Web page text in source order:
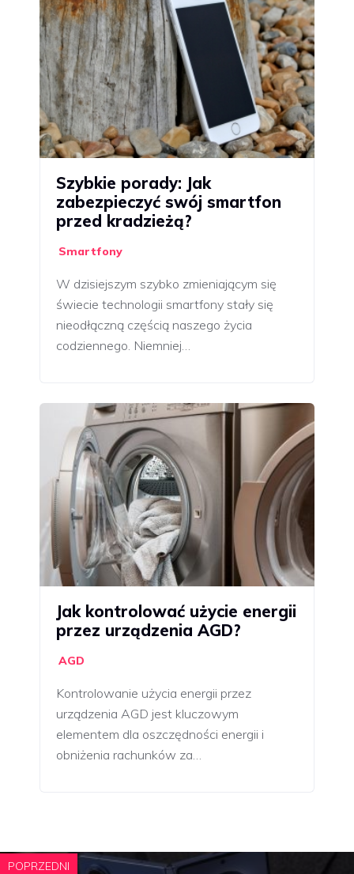
Szybkie porady: Jak
zabezpieczyć swój smartfon
przed kradzieżą?
Smartfony
W dzisiejszym szybko zmieniającym się
świecie technologii smartfony stały się
nieodłączną częścią naszego życia
codziennego. Niemniej…
Jak kontrolować użycie energii
przez urządzenia AGD?
AGD
Kontrolowanie użycia energii przez
urządzenia AGD jest kluczowym
elementem dla oszczędności energii i
obniżenia rachunków za…
POPRZEDNI